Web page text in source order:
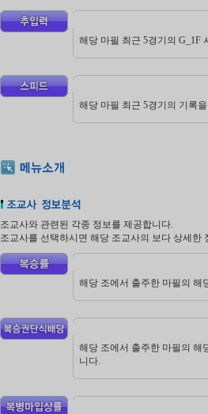
해당 마필 최근 5경기의 G_1F
해당 마필 최근 5경기의 기록
조교사와 관련된 각종 정보를 제공합니다.
조교사를 선택하시면 해당 조교사의 보다 상세한
해당 조에서 출주한 마필의 해
해당 조에서 출주한 마필의 해
니다.